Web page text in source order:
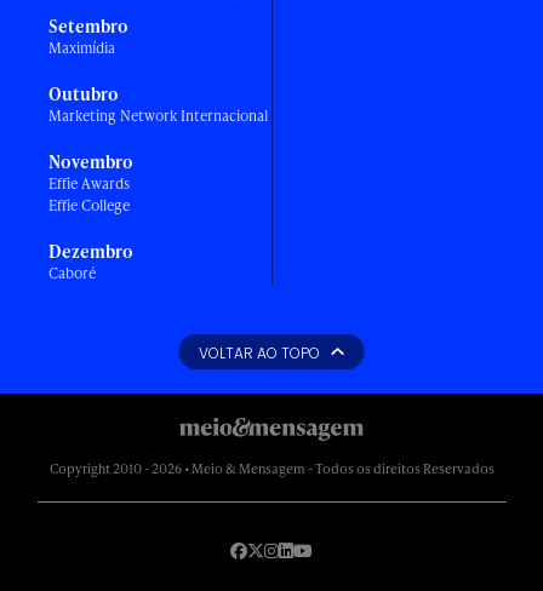
Setembro
Maximídia
Outubro
Marketing Network Internacional
Novembro
Effie Awards
Effie College
Dezembro
Caboré
VOLTAR AO TOPO
Copyright 2010 - 2026 • Meio & Mensagem - Todos os direitos Reservados